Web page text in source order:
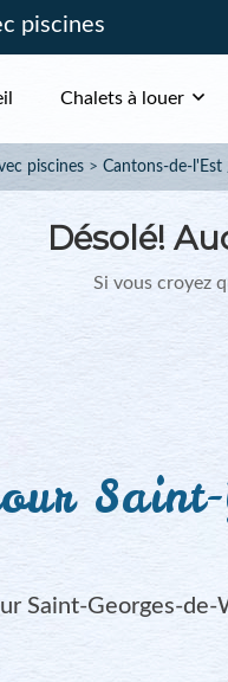
piscines
Chalets à louer
piscines Cantons-de-l'Est
Désolé!
Si vous croyez
Saint-Georges-de-